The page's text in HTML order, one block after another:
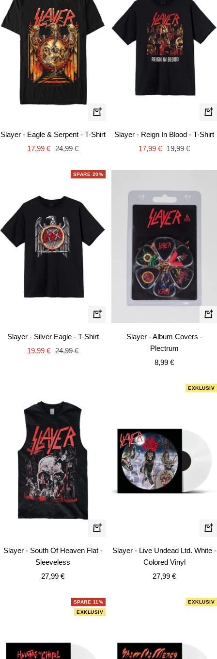
Schnellansicht
Slayer - Eagle & Serpent - T-Shirt
Angebotspreis
17,99 € Regulärer
24,99 €
Slayer - Reign In Blood - T-Shirt
Angebotspreis
17,99 € Regulärer
19,99 €
SPARE 20%
Schnellansicht
Slayer - Silver Eagle - T-Shirt
Angebotspreis
19,99 € Regulärer
24,99 €
In
Slayer - Album Covers -
Plectrum
Angebotspreis
8,99 €
Schnellansicht
Slayer - South Of Heaven Flat -
Sleeveless
Angebotspreis
27,99 €
EXKLUSIV
In
Slayer - Live Undead Ltd. White -
Colored Vinyl
Angebotspreis
27,99 €
SPARE 11%
EXKLUSIV
EXKLUSIV